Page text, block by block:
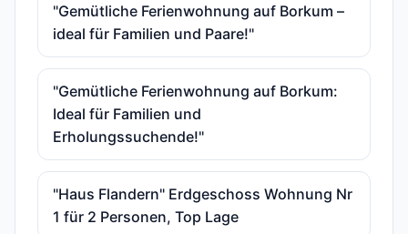
"Gemütliche Ferienwohnung auf Borkum –
ideal für Familien und Paare!"
"Gemütliche Ferienwohnung auf Borkum:
Ideal für Familien und
Erholungssuchende!"
"Haus Flandern" Erdgeschoss Wohnung Nr
1 für 2 Personen, Top Lage